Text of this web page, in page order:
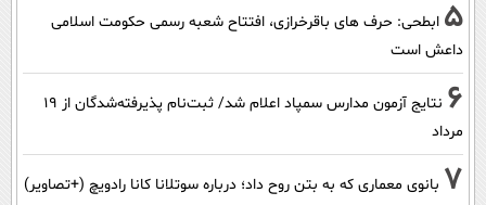
5 ابطحی: حرف های باقرخرازی، افتتاح شعبه رسمی حکومت اسلامی
داعش است
6
نتایج آزمون مدارس سمپاد اعلام شد/ ثبت‌نام پذیرفته‌شدگان از ۱۹
مرداد
7 بانوی معماری که به بتن روح داد؛ درباره سوتلانا کانا رادویچ (+تصاویر)